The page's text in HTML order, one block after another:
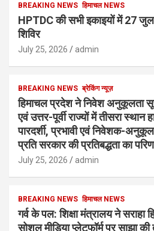
BREAKING NEWS हिमाचल NEWS
HPTDC की सभी इकाइयों में 27
शिविर
July 25, 2026 admin
BREAKING NEWS ब्रेकिंग न्यूज़
हिमाचल प्रदेश ने निवेश अनुकूलता
एवं उत्तर-पूर्वी राज्यों में तीसरा
पारदर्शी, प्रभावी एवं निवेशक-
प्रति सरकार की प्रतिबद्धता का
July 25, 2026 admin
BREAKING NEWS हिमाचल NEWS
गर्व के पल: शिक्षा मंत्रालय ने सराहा
सोशल मीडिया प्लेटफॉर्म पर साझा